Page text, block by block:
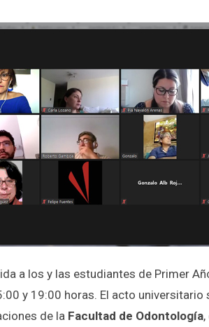
a los y las estudiantes de Primer
y 19:00 horas. El acto universitario
de la Facultad de Odontología